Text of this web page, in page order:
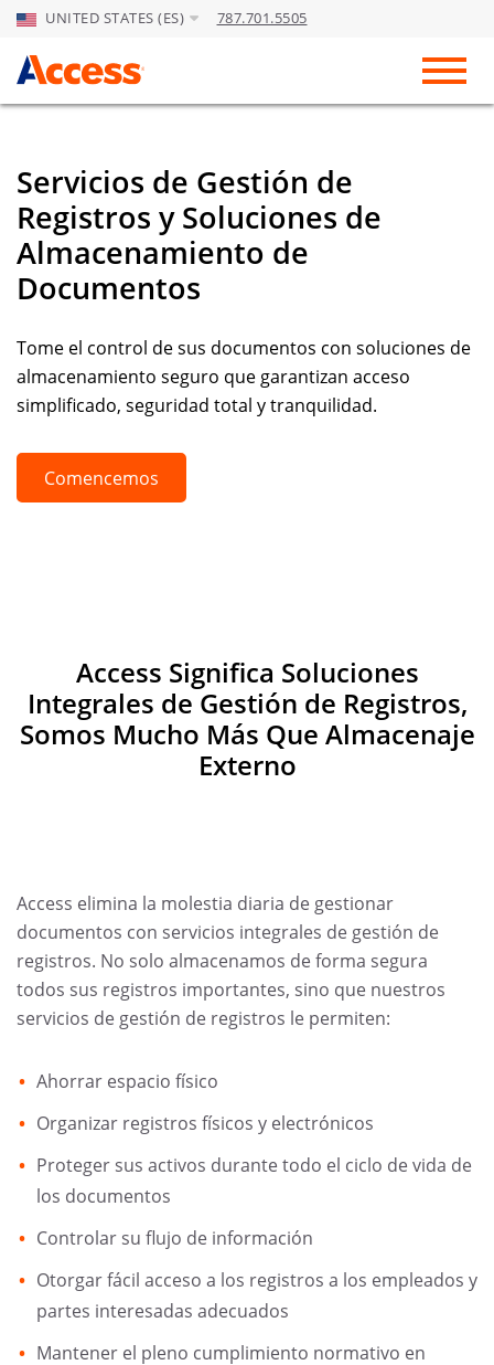
Skip to Main Content
UNITED STATES (ES) 787.701.5505
Servicios de Gestión de
Registros y Soluciones de
Almacenamiento de
Documentos
Tome el control de sus documentos con soluciones de
almacenamiento seguro que garantizan acceso
simplificado, seguridad total y tranquilidad.
Comencemos
Access Significa Soluciones
Integrales de Gestión de Registros,
Somos Mucho Más Que Almacenaje
Externo
Access elimina la molestia diaria de gestionar
documentos con servicios integrales de gestión de
registros. No solo almacenamos de forma segura
todos sus registros importantes, sino que nuestros
servicios de gestión de registros le permiten:
Ahorrar espacio físico
Organizar registros físicos y electrónicos
Proteger sus activos durante todo el ciclo de vida de
los documentos
Controlar su flujo de información
Otorgar fácil acceso a los registros a los empleados y
partes interesadas adecuados
Mantener el pleno cumplimiento normativo en